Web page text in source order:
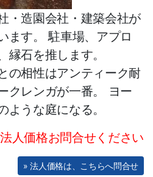
・造園会社・建築会社が
ます。 駐車場、アプロ
縁石を推します。
の相性はアンティーク耐
クレンガが一番。 ヨー
ような庭になる。
人価格お問合せください
» 法人価格は、こちらへ問合せ
材